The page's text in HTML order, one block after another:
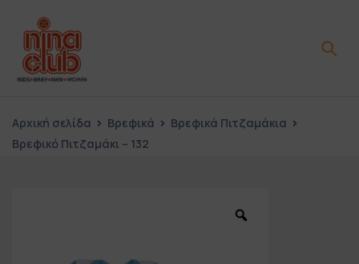
Αρχική σελίδα Βρεφικά
Βρεφικά Πιτζαμάκια
Βρεφικό Πιτζαμάκι – 132